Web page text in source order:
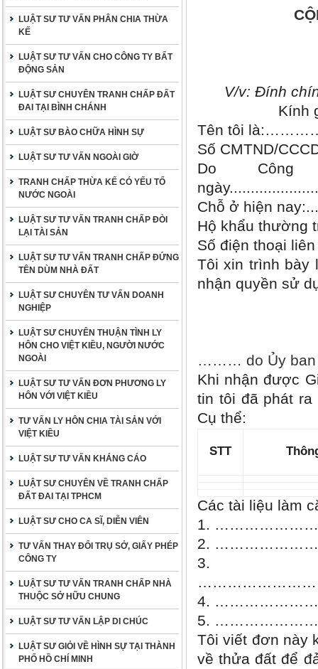
LUẬT SƯ TƯ VẤN PHÂN CHIA THỪA
KẾ
LUẬT SƯ TƯ VẤN CHO CÔNG TY BẤT
ĐỘNG SẢN
LUẬT SƯ CHUYÊN TRANH CHẤP ĐẤT
ĐAI TẠI BÌNH CHÁNH
LUẬT SƯ BÀO CHỮA HÌNH SỰ
LUẬT SƯ TƯ VẤN NGOÀI GIỜ
TRANH CHẤP THỪA KẾ CÓ YẾU TỐ
NƯỚC NGOÀI
LUẬT SƯ TƯ VẤN TRANH CHẤP ĐÒI
LẠI TÀI SẢN
LUẬT SƯ TƯ VẤN TRANH CHẤP ĐỨNG
TÊN DÙM NHÀ ĐẤT
LUẬT SƯ CHUYÊN TƯ VẤN DOANH
NGHIỆP
LUẬT SƯ CHUYÊN THUẬN TÌNH LY
HÔN CHO VIỆT KIỀU, NGƯỜI NƯỚC
NGOÀI
LUẬT SƯ TƯ VẤN ĐƠN PHƯƠNG LY
HÔN VỚI VIỆT KIỀU
TƯ VẤN LY HÔN CHIA TÀI SẢN VỚI
VIỆT KIỀU
LUẬT SƯ TƯ VẤN KHÁNG CÁO
LUẬT SƯ CHUYÊN VỀ TRANH CHẤP
ĐẤT ĐAI TẠI TPHCM
LUẬT SƯ CHO CA SĨ, DIỄN VIÊN
TƯ VẤN THAY ĐỔI TRỤ SỞ, GIẤY PHÉP
CÔNG TY
LUẬT SƯ TƯ VẤN TRANH CHẤP NHÀ
THUỘC SỞ HỮU CHUNG
LUẬT SƯ TƯ VẤN LẬP DI CHÚC
LUẬT SƯ GIỎI VỀ HÌNH SỰ TẠI THÀNH
PHỐ HỒ CHÍ MINH
V/v: Đính
Tên tôi
Số CMTND/
Do Công
Chỗ ở hiện
Hộ khẩu
Số điện thoại
Tôi xin trình bày
nhận quyền
……… do Ủy ban
Khi nhận được
tin tôi đã phát ra
Cụ thể:
STT
Các tài liệu làm
1.
2.
3.
4.
5.
Tôi viết đơn này
về thửa đất để